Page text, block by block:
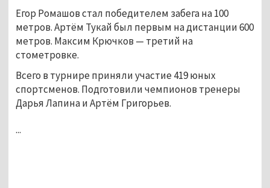
Егор Ромашов стал победителем забега на 100
метров. Артём Тукай был первым на дистанции 600
метров. Максим Крючков — третий на
стометровке.
Всего в турнире приняли участие 419 юных
спортсменов. Подготовили чемпионов тренеры
Дарья Лапина и Артём Григорьев.
...